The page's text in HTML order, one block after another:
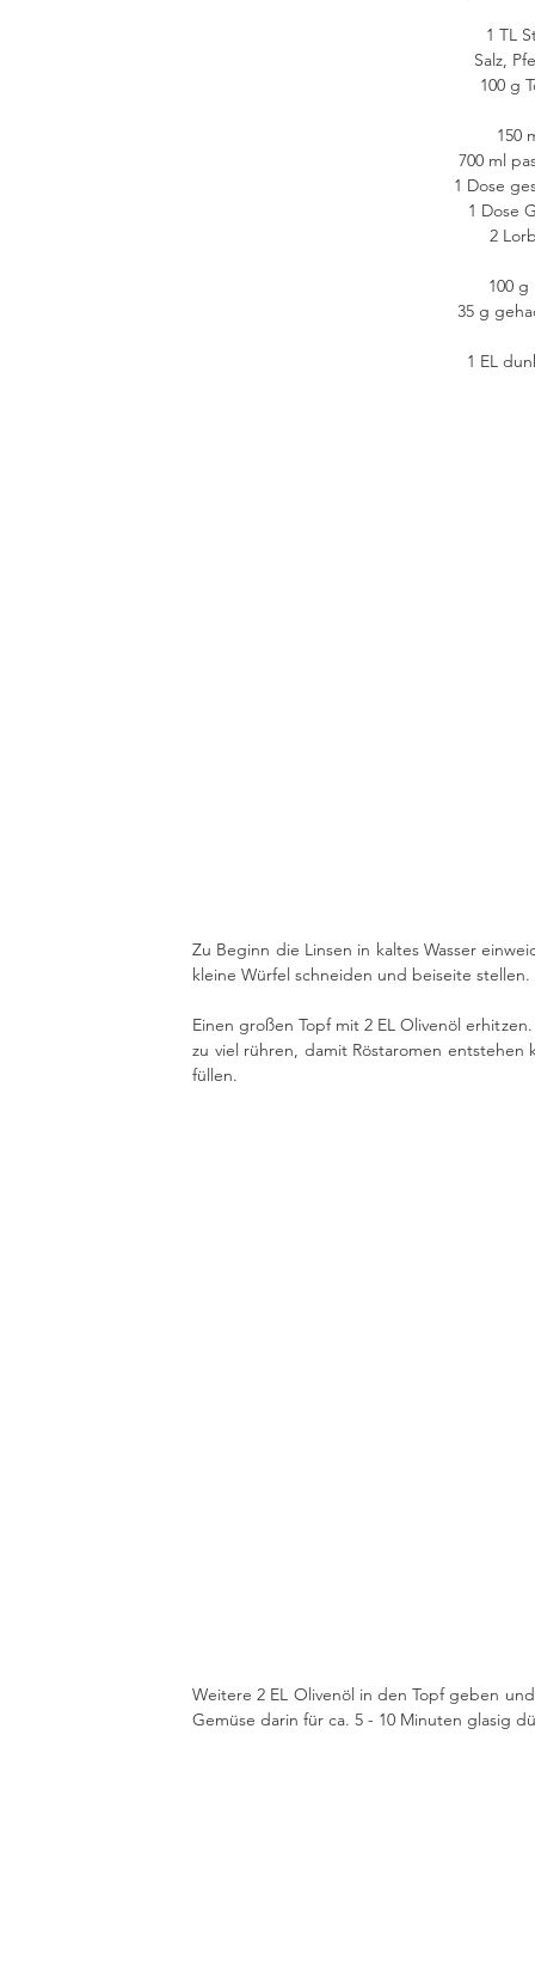
1 TL
Salz,
100 g
150
700 ml
1 Dose
1 Dose
2
100
35 g
1 EL
Zu Beginn die Linsen in kaltes Wasser
kleine Würfel schneiden und beiseite stellen.
Einen großen Topf mit 2 EL Olivenöl
zu viel rühren, damit Röstaromen entstehen
füllen.
Weitere 2 EL Olivenöl in den Topf geben
Gemüse darin für ca. 5 - 10 Minuten glasig